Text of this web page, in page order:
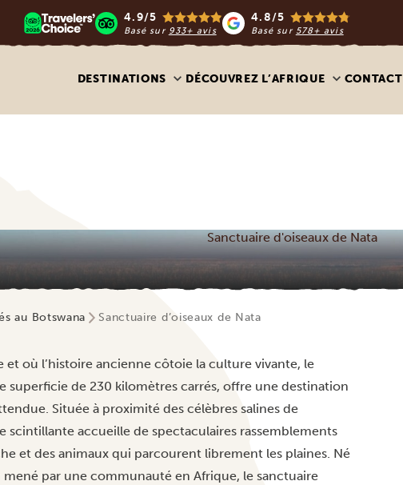
4.9/5
Basé sur 933+ avis
4.8/5
Basé sur 578+ avis
DESTINATIONS DÉCOUVREZ L’AFRIQUE CONTACT
Sanctuaire d'oiseaux de Nata
au Botswana Sanctuaire d’oiseaux de Nata
et où l’histoire ancienne côtoie la culture vivante, le
superficie de 230 kilomètres carrés, offre une destination
Située à proximité des célèbres salines de
scintillante accueille de spectaculaires rassemblements
et des animaux qui parcourent librement les plaines. Né
par une communauté en Afrique, le sanctuaire